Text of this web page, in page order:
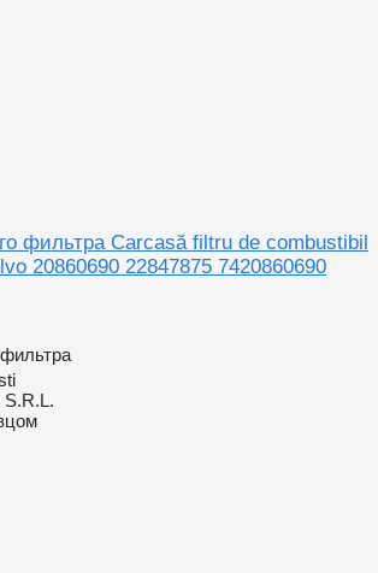
фильтра Carcasă filtru de combustibil
20860690 22847875 7420860690